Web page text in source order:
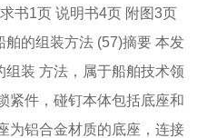
书1页 说明书4页 附图3页
的组装方法 (57)摘要 本发
装 方法，属于船舶技术领
紧件，碰钉本体包括底座和
为铝合金材质的底座，连接